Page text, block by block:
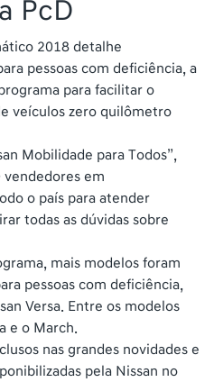
PcD
pessoas com deficiência, a
para facilitar o
veículos zero quilômetro
Mobilidade para Todos”,
em
o país para atender
todas as dúvidas sobre
mais modelos foram
pessoas com deficiência,
Versa. Entre os modelos
e o March.
nas grandes novidades e
pela Nissan no